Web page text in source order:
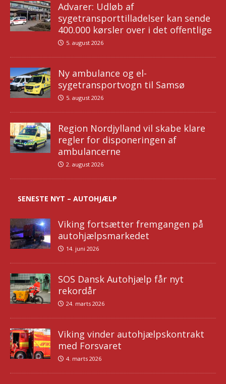
Advarer: Udløb af
sygetransporttilladelser kan sende
400.000 kørsler over i det offentlige
5. august 2026
Ny ambulance og el-
sygetransportvogn til Samsø
5. august 2026
Region Nordjylland vil skabe klare
regler for disponeringen af
ambulancerne
2. august 2026
SENESTE NYT – AUTOHJÆLP
Viking fortsætter fremgangen på
autohjælpsmarkedet
14. juni 2026
SOS Dansk Autohjælp får nyt
rekordår
24. marts 2026
Viking vinder autohjælpskontrakt
med Forsvaret
4. marts 2026